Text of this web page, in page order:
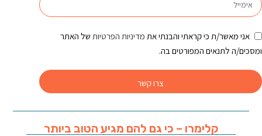
אני מאשר/ת כי קראתי והבנתי את מדיניות הפרטיות של האתר
ומסכים/ה לתנאים המפורטים בה.
צרו קשר
קלימרו – כי גם להם מגיע הטוב ביותר